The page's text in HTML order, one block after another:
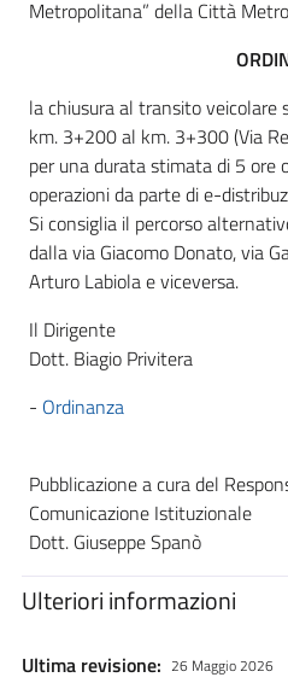
Metropolitana” della Città
la chiusura al transito veicolare
km. 3+200 al km. 3+300 (Via
per una durata stimata di 5 ore
operazioni da parte di e-
Si consiglia il percorso
dalla via Giacomo Donato, via
Arturo Labiola e viceversa.
Il Dirigente
Dott. Biagio Privitera
- Ordinanza
Pubblicazione a cura del
Comunicazione Istituzionale
Dott. Giuseppe Spanò
Ulteriori informazioni
Ultima revisione: 26 Maggio 2026